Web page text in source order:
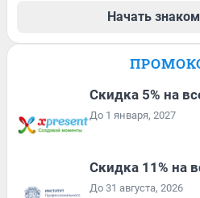
Начать
Скидка 5% на
До 1 января, 2027
Скидка 11% на
До 31 августа, 2026